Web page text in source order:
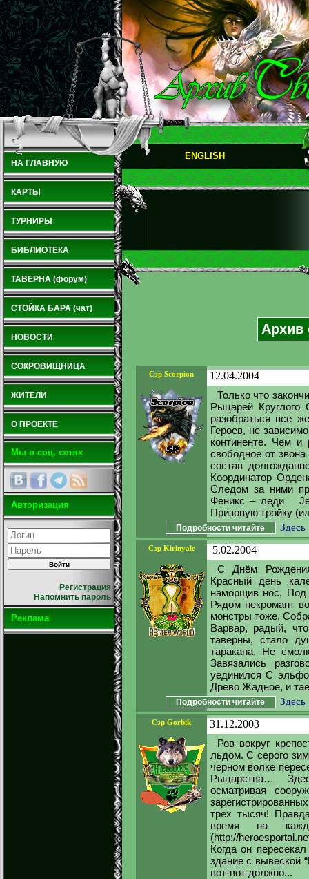
НА ГЛАВНУЮ
КАРТЫ
ТУРНИРЫ
БИБЛИОТЕКА
ТАВЕРНА (форум)
СТОЙКА БАРА (чат)
НОВОСТИ
СОКРОВИЩНИЦА
ЖИТЕЛИ
О ПРОЕКТЕ
Мы в соц. сетях
Авторизация
Регистрация
Напомнить пароль
Реклама
ENGLISH
Архив
Сэр Scorpion
12.04.2004
Только что
Рыцарей Круглого
разобраться все
Героев, не
континенте. Чем
свободное от
состав
Координатор
Следом за ними
Феникс – леди
Призовую тройку
Подробности читайте Здесь
Сэр Kirinyale
5.02.2004
С Днём
Красный день
наморщив нос, Под
Рядом некромант
монстры тоже,
Варвар, радый,
таверны, стало
таракана, Не
Завязались
уединился С
Древо Жадное, и
Подробности читайте Здесь
Сэр Gorbik
31.12.2003
Ров вокруг
льдом. С серого
черном волке
Рыцарства…
осматривая
трех тысяч!
время на
(http://
Когда он
здание с вывеской
вот-вот должно...